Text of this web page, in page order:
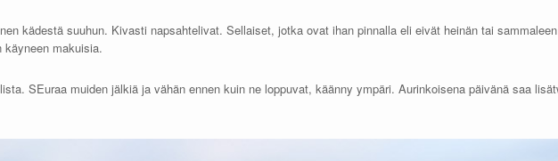
kädestä suuhun. Kivasti napsahtelivat. Sellaiset, jotka ovat ihan pinnalla eli eivät heinän tai
makuisia.
SEuraa muiden jälkiä ja vähän ennen kuin ne loppuvat, käänny ympäri. Aurinkoisena päivänä saa